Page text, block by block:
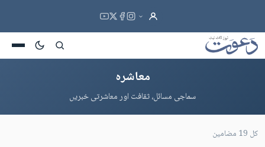
معاشرہ
سماجی مسائل، ثقافت اور معاشرتی خبریں
کل 19 مضامین